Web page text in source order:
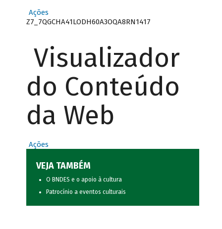
Ações
Z7_7QGCHA41LODH60A3OQA8RN1417
Visualizador
do Conteúdo
da Web
Ações
VEJA TAMBÉM
O BNDES e o apoio à cultura
Patrocínio a eventos culturais